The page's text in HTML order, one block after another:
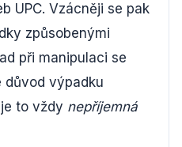
UPC. Vzácněji se pak
způsobenými
při manipulaci se
důvod výpadku
to vždy nepříjemná